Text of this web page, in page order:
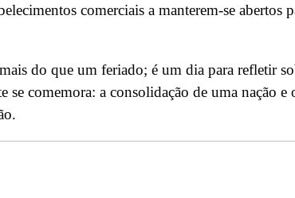
comerciais a manterem-se abertos
do que um feriado; é um dia para refletir
se comemora: a consolidação de uma nação